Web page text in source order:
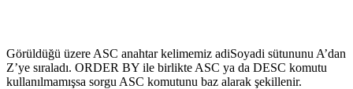
Görüldüğü üzere ASC anahtar kelimemiz adiSoyadi sütununu A’dan
Z’ye sıraladı. ORDER BY ile birlikte ASC ya da DESC komutu
kullanılmamışsa sorgu ASC komutunu baz alarak şekillenir.